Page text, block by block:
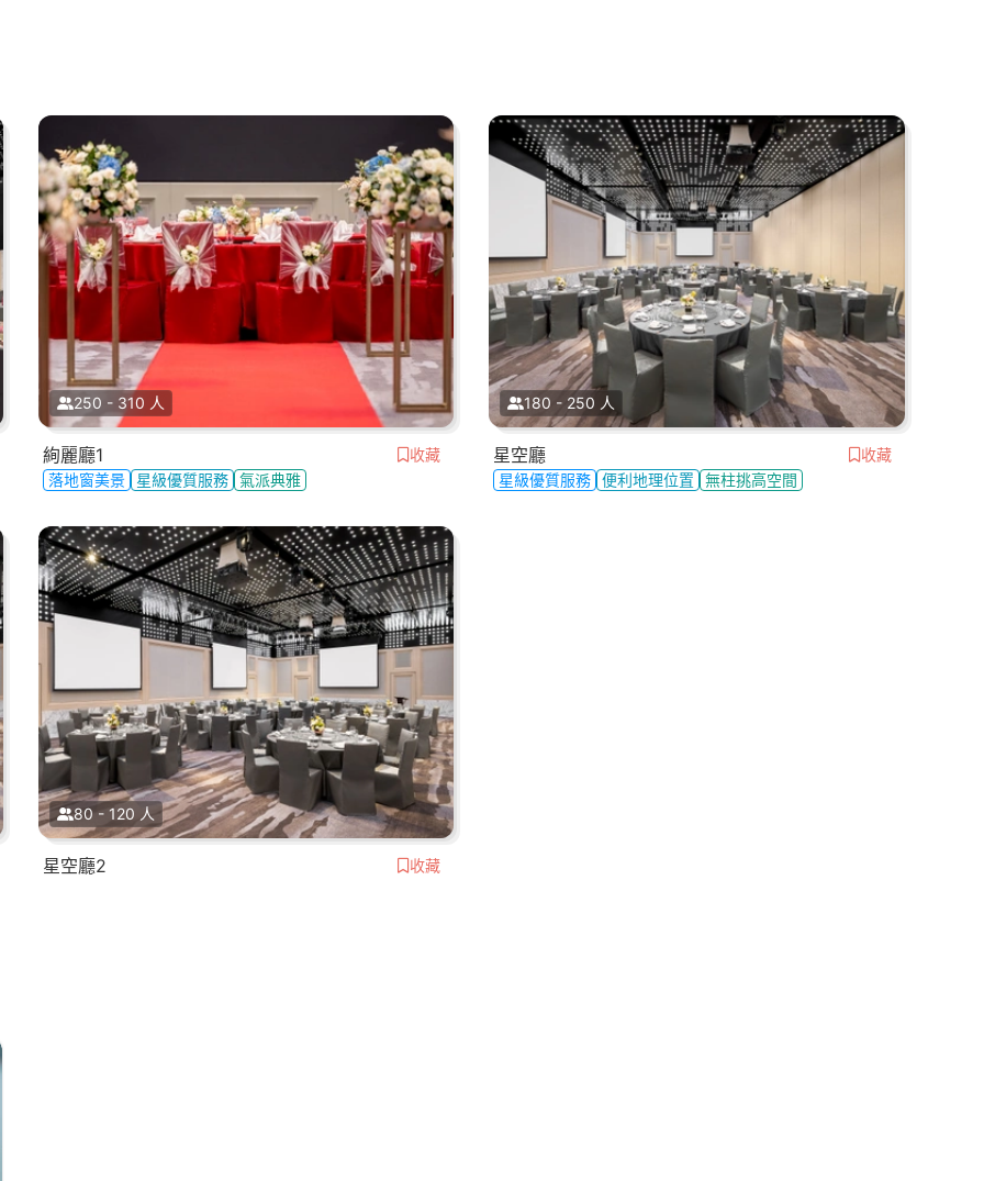
250 - 310 人
絢麗廳1
收藏
落地窗美景
星級優質服務 氣派典雅
180 - 250 人
星空廳
收藏
星級優質服務
便利地理位置 無柱挑高空間
80 - 120 人
星空廳2 收藏